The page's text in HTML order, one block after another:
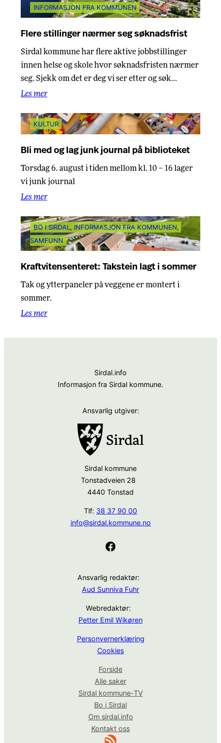
INFORMASJON FRA KOMMUNEN
Flere stillinger nærmer seg søknadsfrist
Sirdal kommune har flere aktive jobbstillinger
innen helse og skole hvor søknadsfristen nærmer
seg. Sjekk om det er deg vi ser etter og søk…
Les mer
KULTUR
Bli med og lag junk journal på biblioteket
Torsdag 6. august i tiden mellom kl. 10 – 16 lager
vi junk journal
Les mer
BO I SIRDAL , INFORMASJON FRA KOMMUNEN
SAMFUNN
Kraftvitensenteret: Takstein lagt i sommer
Tak og ytterpaneler på veggene er montert i
sommer.
Les mer
Sirdal.info
Informasjon fra Sirdal kommune.
Ansvarlig utgiver:
Sirdal kommune
Tonstadveien 28
4440 Tonstad
Tlf: 38 37 90 00
info@sirdal.kommune.no
Facebook
Ansvarlig redaktør:
Aud Sunniva Fuhr
Webredaktør:
Petter Emil Wikøren
Personvernerklæring
Cookies
Forside
Alle saker
Sirdal kommune-TV
Bo i Sirdal
Om sirdal.info
Kontakt oss
RSS-strøm